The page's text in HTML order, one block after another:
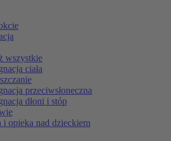
wszystkie
ciała
przeciwsłoneczna
dłoni i stóp
i opieka nad dzieckiem